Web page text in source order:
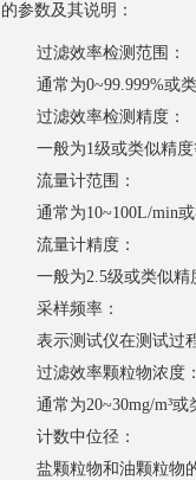
的参数及其说明：
过滤效率检测范围 ：
通常为0~99.999%或
过滤效率检测精度：
一般为1级或类似精
流量计范围 ：
通常为10~100L/min
流量计精度：
一般为2.5级或类似
采样频率：
表示测试仪在测试过
过滤效率颗粒物浓度
通常为20~30mg/m³
计数中位径：
盐颗粒物和油颗粒物